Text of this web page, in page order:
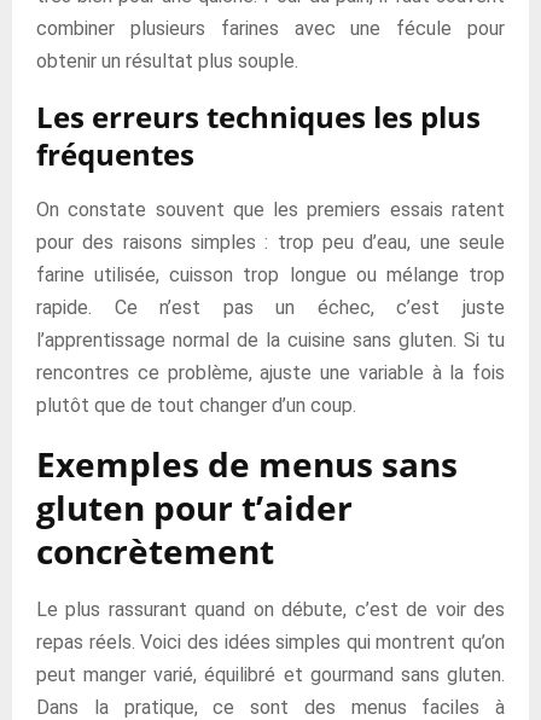
combiner plusieurs farines avec une fécule pour
obtenir un résultat plus souple.
Les erreurs techniques les plus
fréquentes
On constate souvent que les premiers essais ratent
pour des raisons simples : trop peu d’eau, une seule
farine utilisée, cuisson trop longue ou mélange trop
rapide. Ce n’est pas un échec, c’est juste
l’apprentissage normal de la cuisine sans gluten. Si tu
rencontres ce problème, ajuste une variable à la fois
plutôt que de tout changer d’un coup.
Exemples de menus sans
gluten pour t’aider
concrètement
Le plus rassurant quand on débute, c’est de voir des
repas réels. Voici des idées simples qui montrent qu’on
peut manger varié, équilibré et gourmand sans gluten.
Dans la pratique, ce sont des menus faciles à